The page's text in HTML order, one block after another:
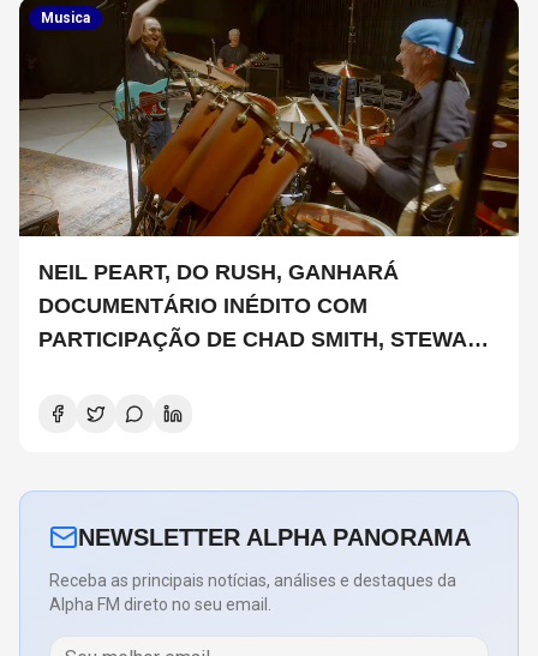
Musica
NEIL PEART, DO RUSH, GANHARÁ
DOCUMENTÁRIO INÉDITO COM
PARTICIPAÇÃO DE CHAD SMITH, STEWART
NEWSLETTER ALPHA PANORAMA
Receba as principais notícias, análises e destaques da
Alpha FM direto no seu email.